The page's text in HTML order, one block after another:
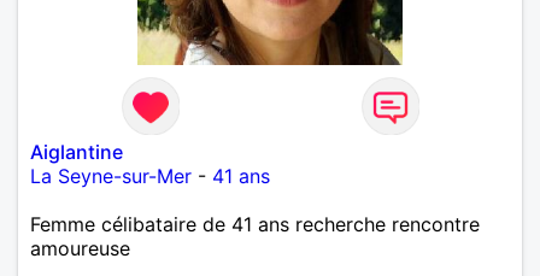
Aiglantine
La Seyne-sur-Mer - 41 ans
Femme célibataire de 41 ans recherche rencontre
amoureuse